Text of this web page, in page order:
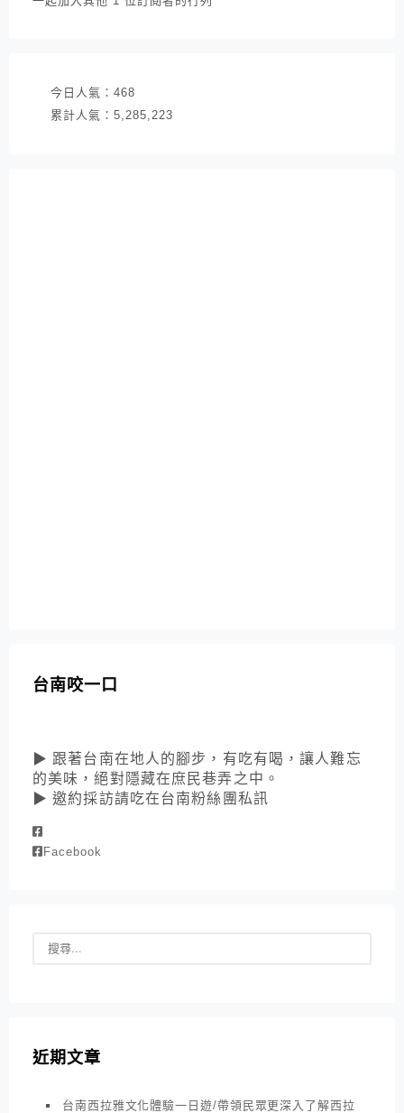
今日人氣： 468
累計人氣： 5,285,223
台南咬一口
▶ 跟著台南在地人的腳步，有吃有喝，讓人難忘
的美味，絕對隱藏在庶民巷弄之中。
▶ 邀約採訪請吃在台南粉絲團私訊
Facebook
近期文章
台南西拉雅文化體驗一日遊/帶領民眾更深入了解西拉